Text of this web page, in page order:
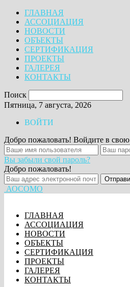
ГЛАВНАЯ
АССОЦИАЦИЯ
НОВОСТИ
ОБЪЕКТЫ
СЕРТИФИКАЦИЯ
ПРОЕКТЫ
ГАЛЕРЕЯ
КОНТАКТЫ
Поиск
Пятница, 7 августа, 2026
ВОЙТИ
Добро пожаловать! Войдите в
Вы забыли свой пароль?
Добро пожаловать!
АОСОМО
ГЛАВНАЯ
АССОЦИАЦИЯ
НОВОСТИ
ОБЪЕКТЫ
СЕРТИФИКАЦИЯ
ПРОЕКТЫ
ГАЛЕРЕЯ
КОНТАКТЫ